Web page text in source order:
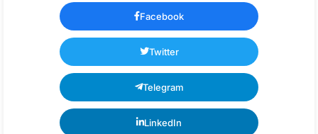
Facebook
Twitter
Telegram
LinkedIn